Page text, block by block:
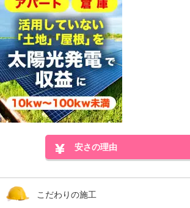
安さの理由
こだわりの施工